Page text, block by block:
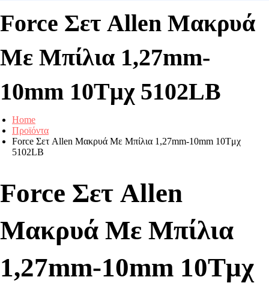
Force Σετ Allen Μακρυά
Με Μπίλια 1,27mm-
10mm 10Tμχ 5102LB
Home
Προϊόντα
Force Σετ Allen Μακρυά Με Μπίλια 1,27mm-10mm 10Tμχ
5102LB
Force Σετ Allen
Μακρυά Με Μπίλια
1,27mm-10mm 10Tμχ